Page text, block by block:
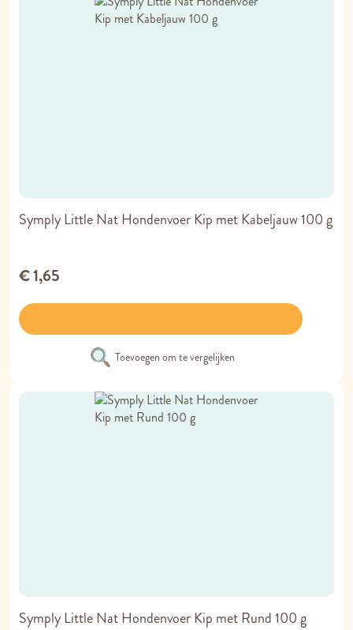
Symply Little Nat Hondenvoer Kip met Kabeljauw 100 g
€ 1,65
Toevoegen om te vergelijken
Symply Little Nat Hondenvoer Kip met Rund 100 g